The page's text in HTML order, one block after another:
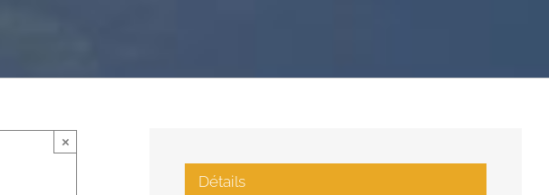
×
Détails